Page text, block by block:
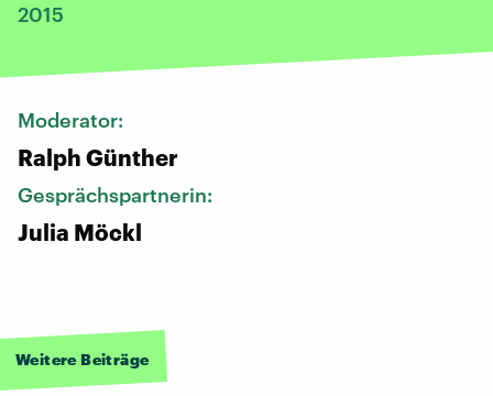
2015
Moderator:
Ralph Günther
Gesprächspartnerin:
Julia Möckl
Weitere Beiträge